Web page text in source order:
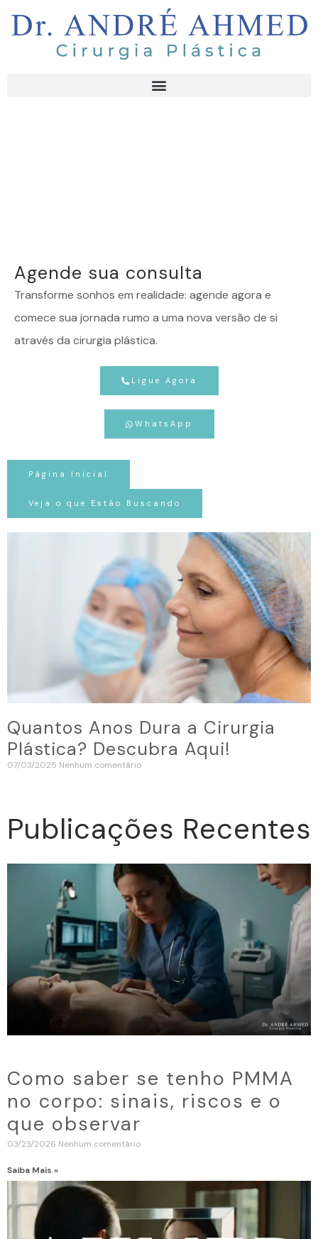
Agende sua consulta
Transforme sonhos em realidade: agende agora e
comece sua jornada rumo a uma nova versão de si
através da cirurgia plástica.
Ligue Agora
WhatsApp
Página Inicial
Veja o que Estão Buscando
Quantos Anos Dura a Cirurgia
Plástica? Descubra Aqui!
07/03/2025 Nenhum comentário
Publicações Recentes
Como saber se tenho PMMA
no corpo: sinais, riscos e o
que observar
03/23/2026 Nenhum comentário
Saiba Mais »